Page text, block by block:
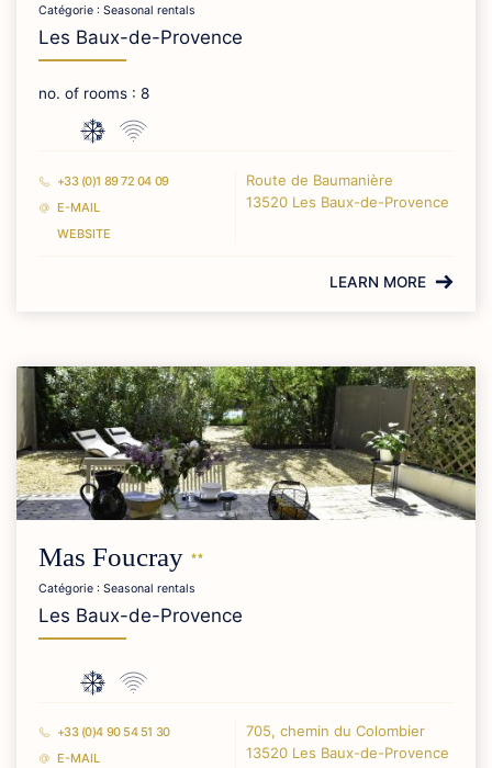
Catégorie : Seasonal rentals
Les Baux-de-Provence
no. of rooms : 8
+33 (0)1 89 72 04 09
E-MAIL
WEBSITE
Route de Baumanière
13520 Les Baux-de-Provence
LEARN MORE
Mas Foucray
Catégorie : Seasonal rentals
Les Baux-de-Provence
+33 (0)4 90 54 51 30
E-MAIL
705, chemin du Colombier
13520 Les Baux-de-Provence